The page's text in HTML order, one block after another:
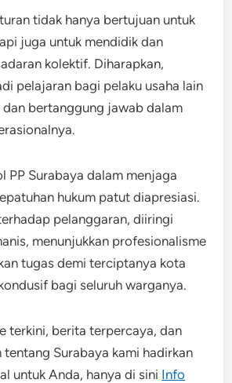
tidak hanya bertujuan untuk
juga untuk mendidik dan
kolektif. Diharapkan,
pelajaran bagi pelaku usaha lain
bertanggung jawab dalam
PP Surabaya dalam menjaga
hukum patut diapresiasi.
pelanggaran, diiringi
menunjukkan profesionalisme
tugas demi terciptanya kota
bagi seluruh warganya.
terkini, berita terpercaya, dan
Surabaya kami hadirkan
untuk Anda, hanya di sini Info